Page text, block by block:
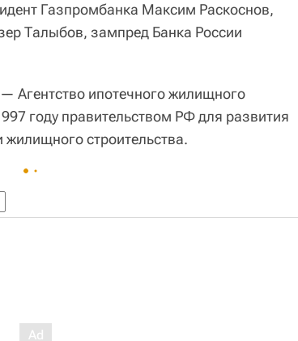
Газпромбанка Максим Раскоснов,
Талыбов, зампред Банка России
ипотечного жилищного
году правительством РФ для развития
жилищного строительства.